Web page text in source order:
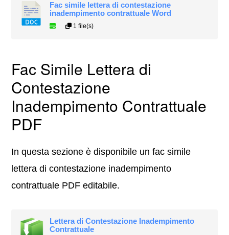
Fac simile lettera di contestazione
inadempimento contrattuale Word
1 file(s)
Fac Simile Lettera di
Contestazione
Inadempimento Contrattuale
PDF
In questa sezione è disponibile un fac simile
lettera di contestazione inadempimento
contrattuale PDF editabile.
Lettera di Contestazione Inadempimento
Contrattuale